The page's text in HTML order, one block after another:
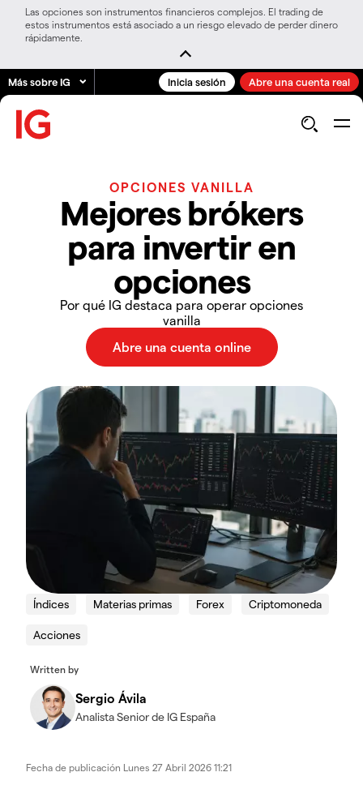
Las opciones son instrumentos financieros complejos. El trading de
estos instrumentos está asociado a un riesgo elevado de perder dinero
rápidamente.
Más sobre IG Inicia sesión Abre una cuenta real
OPCIONES VANILLA
Mejores brókers
para invertir en
opciones
Por qué IG destaca para operar opciones
vanilla
Índices Materias primas Forex Criptomoneda
Acciones
Written by
Sergio Ávila
Analista Senior de IG España
Fecha de publicación Lunes 27 Abril 2026 11:21